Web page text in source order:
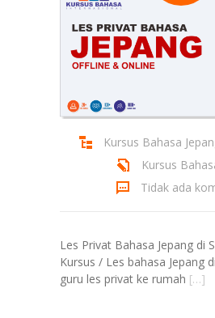
Kursus Bahasa
Kursus
Tidak ada
Les Privat Bahasa Jepang di
Kursus / Les bahasa Jepang
guru les privat ke rumah […]